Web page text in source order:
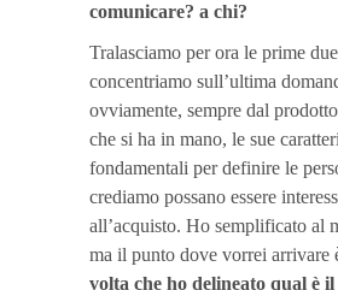
comunicare? a chi?
Tralasciamo per ora le prime
concentriamo sull’ultima
ovviamente, sempre dal
che si ha in mano, le sue
fondamentali per definire le
crediamo possano essere
all’acquisto. Ho semplificato al
ma il punto dove vorrei arrivare
volta che ho delineato qual è